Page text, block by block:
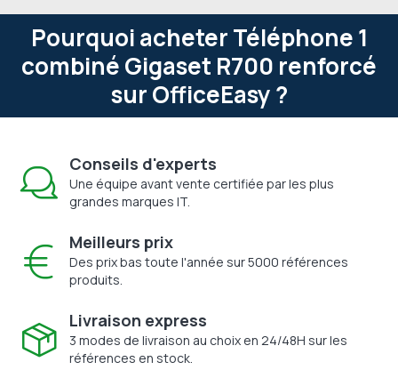
Pourquoi acheter Téléphone 1
combiné Gigaset R700 renforcé
sur OfficeEasy ?
Conseils d'experts
Une équipe avant vente certifiée par les plus
grandes marques IT.
Meilleurs prix
Des prix bas toute l'année sur 5000 références
produits.
Livraison express
3 modes de livraison au choix en 24/48H sur les
références en stock.